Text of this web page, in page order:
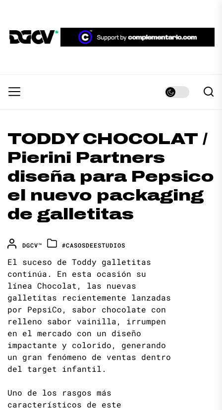
the
content
DGCV™
TODDY CHOCOLAT /
Pierini Partners
diseña para Pepsico
el nuevo packaging
de galletitas
DGCV™ #CASOSDEESTUDIOS
El suceso de Toddy galletitas
continúa. En esta ocasión su
línea Chocolat, las nuevas
galletitas recientemente lanzadas
por PepsiCo, sabor chocolate con
relleno sabor vainilla, irrumpen
en el mercado con un diseño
impactante y colorido, generando
un gran fenómeno de ventas dentro
del target infantil.
Uno de los rasgos más
característicos de este